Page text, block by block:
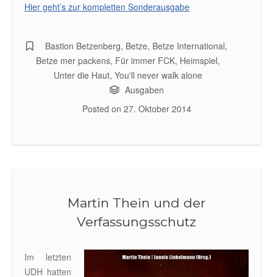
Hier geht’s zur kompletten Sonderausgabe
Bastion Betzenberg, Betze, Betze International,
Betze mer packens, Für immer FCK, Heimspiel,
Unter die Haut, You'll never walk alone
Ausgaben
Posted on 27. Oktober 2014
Martin Thein und der
Verfassungsschutz
Im letzten
UDH hatten